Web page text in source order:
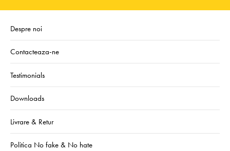
Despre noi
Contacteaza-ne
Testimonials
Downloads
Livrare & Retur
Politica No fake & No hate